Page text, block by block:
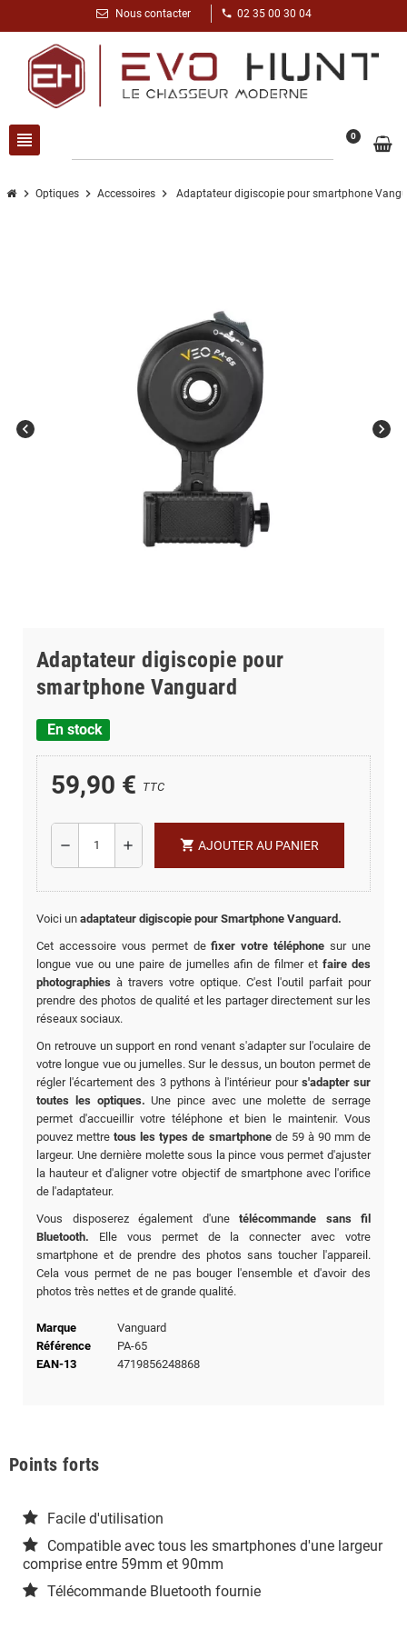
Nous contacter phone 02 35 00 30 04
view_headline 0
chevron_right Optiques chevron_right Accessoires chevron_right Adaptateur digiscopie pour smartphone
chevron_left chevron_right
Adaptateur digiscopie pour
smartphone Vanguard
En stock
59,90 € TTC
remove add shopping_cart AJOUTER AU PANIER
Voici un adaptateur digiscopie pour Smartphone Vanguard.
Cet accessoire vous permet defixer votre téléphone sur une
longue vue ou une paire de jumelles afin de filmer et faire des
photographies à travers votre optique. C'est l'outil parfait pour
prendre des photos de qualité et les partager directement sur les
réseaux sociaux.
On retrouve un support en rond venant s'adapter sur l'oculaire de
votre longue vue ou jumelles. Sur le dessus, un bouton permet de
régler l'écartement des 3 pythons à l'intérieur pour s'adapter sur
toutes les optiques. Une pince avec une molette de serrage
permet d'accueillir votre téléphone et bien le maintenir. Vous
pouvez mettretous les types de smartphonede 59 à 90 mm de
largeur. Une dernière molette sous la pince vous permet d'ajuster
la hauteur et d'aligner votre objectif de smartphone avec l'orifice
de l'adaptateur.
Vous disposerez également d'une télécommande sans fil
Bluetooth. Elle vous permet de la connecter avec votre
smartphone et de prendre des photos sans toucher l'appareil.
Cela vous permet de ne pas bouger l'ensemble et d'avoir des
photos très nettes et de grande qualité.
Marque
Vanguard
Référence
PA-65
EAN-13
4719856248868
Points forts
Facile d'utilisation
Compatible avec tous les smartphones d'une largeur
comprise entre 59mm et 90mm
Télécommande Bluetooth fournie